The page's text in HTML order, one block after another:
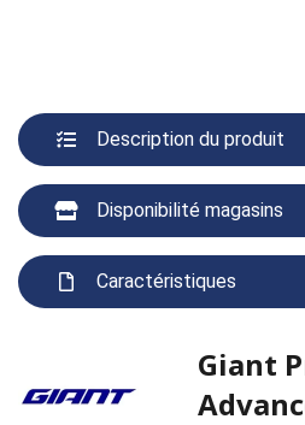
Description du produit
Disponibilité magasins
Caractéristiques
Giant